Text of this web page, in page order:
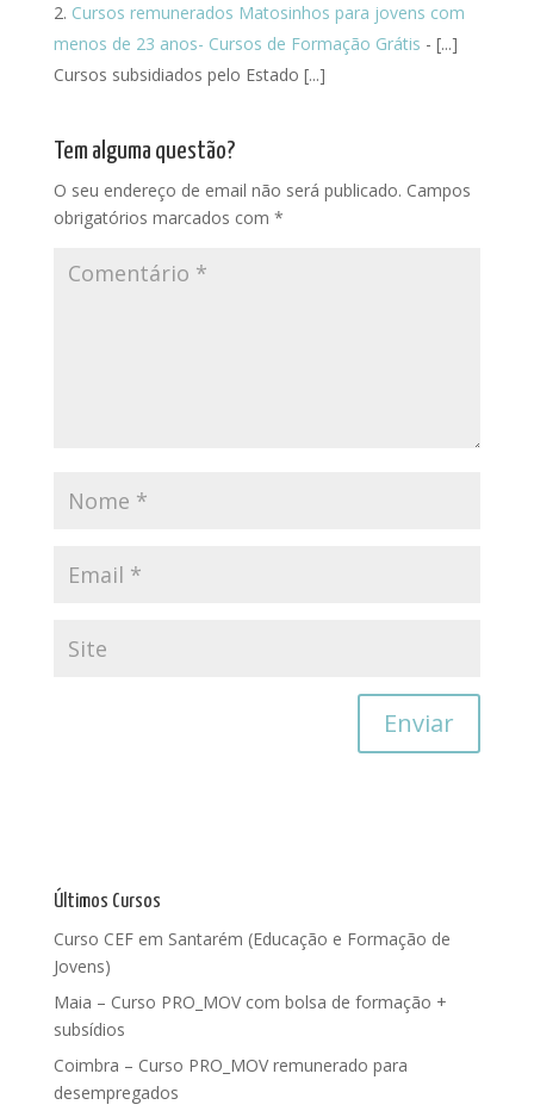
Cursos remunerados Matosinhos para jovens com
menos de 23 anos- Cursos de Formação Grátis - [...]
Cursos subsidiados pelo Estado [...]
Tem alguma questão?
O seu endereço de email não será publicado. Campos
obrigatórios marcados com *
Últimos Cursos
Curso CEF em Santarém (Educação e Formação de
Jovens)
Maia – Curso PRO_MOV com bolsa de formação +
subsídios
Coimbra – Curso PRO_MOV remunerado para
desempregados